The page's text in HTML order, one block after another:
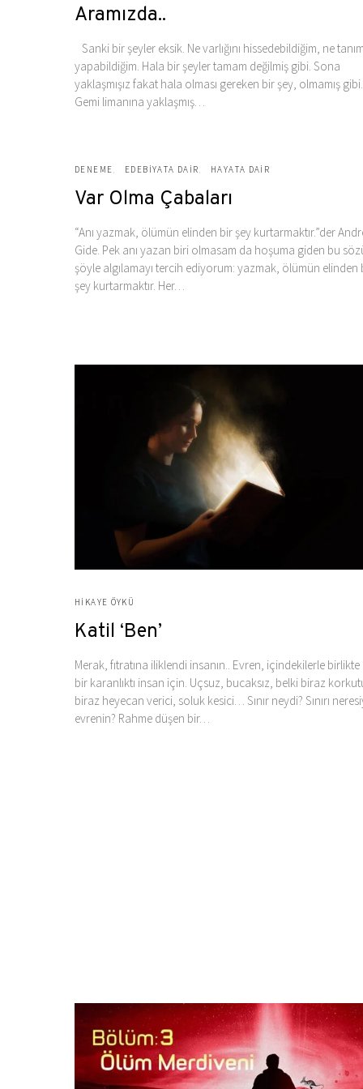
Aramızda..
Sanki bir şeyler eksik. Ne varlığını hissedebildiğim, ne
yapabildiğim. Hala bir şeyler tamam değilmiş gibi. Sona
yaklaşmışız fakat hala olması gereken bir şey, olmamış gibi.
Gemi limanına yaklaşmış…
DENEME EDEBIYATA DAIR HAYATA DAIR
Var Olma Çabaları
“Anı yazmak, ölümün elinden bir şey kurtarmaktır.”der
Gide. Pek anı yazan biri olmasam da hoşuma giden bu
şöyle algılamayı tercih ediyorum: yazmak, ölümün elinden
şey kurtarmaktır. Her…
HIKAYE ÖYKÜ
Katil ‘Ben’
Merak, fıtratına iliklendi insanın.. Evren, içindekilerle
bir karanlıktı insan için. Uçsuz, bucaksız, belki biraz
biraz heyecan verici, soluk kesici… Sınır neydi? Sınırı
evrenin? Rahme düşen bir…